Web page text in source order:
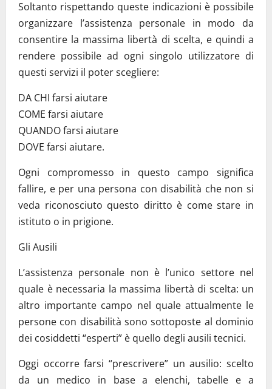
Soltanto rispettando queste indicazioni è possibile
organizzare l’assistenza personale in modo da
consentire la massima libertà di scelta, e quindi a
rendere possibile ad ogni singolo utilizzatore di
questi servizi il poter scegliere:
DA CHI farsi aiutare
COME farsi aiutare
QUANDO farsi aiutare
DOVE farsi aiutare.
Ogni compromesso in questo campo significa
fallire, e per una persona con disabilità che non si
veda riconosciuto questo diritto è come stare in
istituto o in prigione.
Gli Ausili
L’assistenza personale non è l’unico settore nel
quale è necessaria la massima libertà di scelta: un
altro importante campo nel quale attualmente le
persone con disabilità sono sottoposte al dominio
dei cosiddetti “esperti” è quello degli ausili tecnici.
Oggi occorre farsi “prescrivere” un ausilio: scelto
da un medico in base a elenchi, tabelle e a